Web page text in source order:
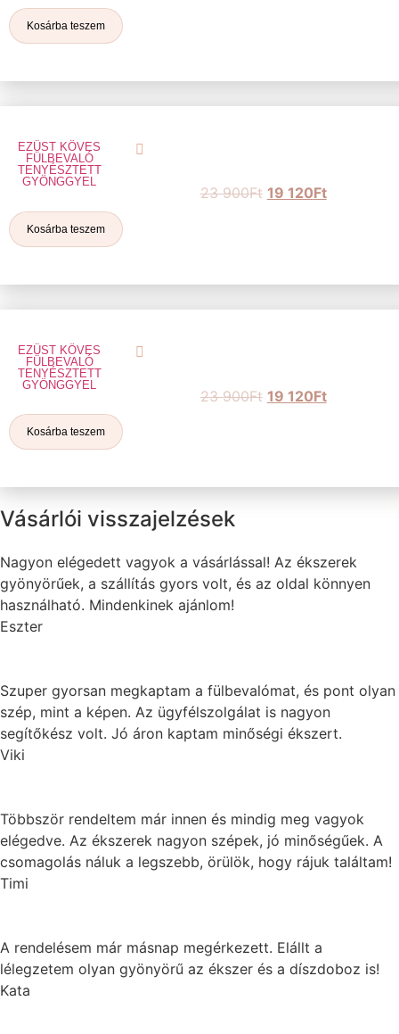
Kosárba teszem
EZÜST KÖVES
FÜLBEVALÓ
TENYÉSZTETT
GYÖNGGYEL
23 900Ft 19 120Ft
Kosárba teszem
EZÜST KÖVES
FÜLBEVALÓ
TENYÉSZTETT
GYÖNGGYEL
23 900Ft 19 120Ft
Kosárba teszem
Vásárlói visszajelzések
Nagyon elégedett vagyok a vásárlással! Az ékszerek
gyönyörűek, a szállítás gyors volt, és az oldal könnyen
használható. Mindenkinek ajánlom!
Eszter
Szuper gyorsan megkaptam a fülbevalómat, és pont olyan
szép, mint a képen. Az ügyfélszolgálat is nagyon
segítőkész volt. Jó áron kaptam minőségi ékszert.
Viki
Többször rendeltem már innen és mindig meg vagyok
elégedve. Az ékszerek nagyon szépek, jó minőségűek. A
csomagolás náluk a legszebb, örülök, hogy rájuk találtam!
Timi
A rendelésem már másnap megérkezett. Elállt a
lélegzetem olyan gyönyörű az ékszer és a díszdoboz is!
Kata